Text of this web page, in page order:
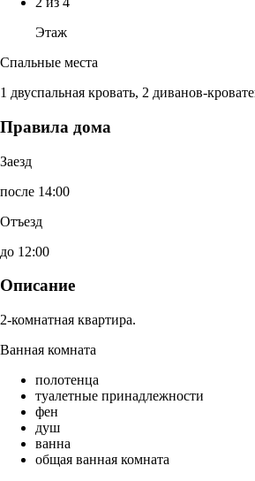
Этаж
Спальные места
1 двуспальная кровать, 2 диванов-
Правила дома
Заезд
после 14:00
Отъезд
до 12:00
Описание
2-комнатная квартира.
Ванная комната
полотенца
туалетные принадлежности
фен
душ
ванна
общая ванная комната